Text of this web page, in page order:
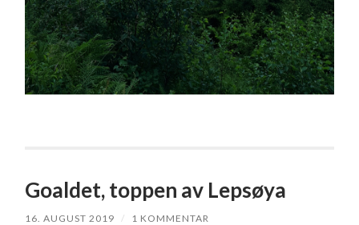
Goaldet, toppen av Lepsøya
16. AUGUST 2019 / 1 KOMMENTAR